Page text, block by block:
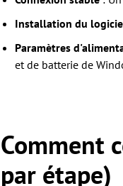
Installation du
Paramètres
et de batterie de
Comment
par étape)